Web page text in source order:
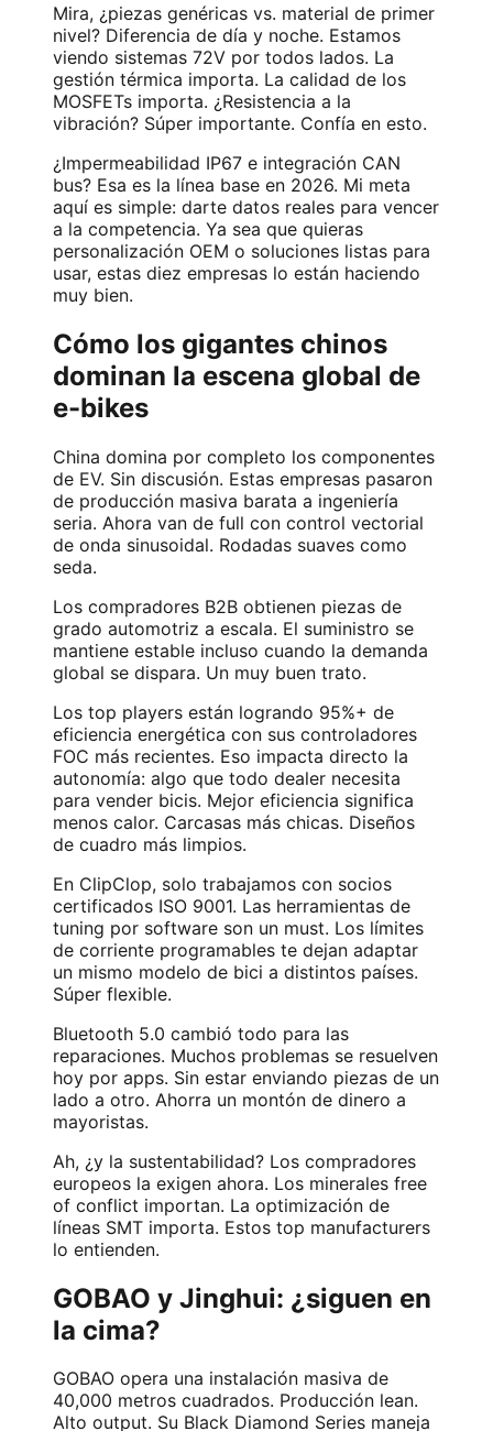
Mira, ¿piezas genéricas vs. material de primer
nivel? Diferencia de día y noche. Estamos
viendo sistemas 72V por todos lados. La
gestión térmica importa. La calidad de los
MOSFETs importa. ¿Resistencia a la
vibración? Súper importante. Confía en esto.
¿Impermeabilidad IP67 e integración CAN
bus? Esa es la línea base en 2026. Mi meta
aquí es simple: darte datos reales para vencer
a la competencia. Ya sea que quieras
personalización OEM o soluciones listas para
usar, estas diez empresas lo están haciendo
muy bien.
Cómo los gigantes chinos
dominan la escena global de
e-bikes
China domina por completo los componentes
de EV. Sin discusión. Estas empresas pasaron
de producción masiva barata a ingeniería
seria. Ahora van de full con control vectorial
de onda sinusoidal. Rodadas suaves como
seda.
Los compradores B2B obtienen piezas de
grado automotriz a escala. El suministro se
mantiene estable incluso cuando la demanda
global se dispara. Un muy buen trato.
Los top players están logrando 95%+ de
eficiencia energética con sus controladores
FOC más recientes. Eso impacta directo la
autonomía: algo que todo dealer necesita
para vender bicis. Mejor eficiencia significa
menos calor. Carcasas más chicas. Diseños
de cuadro más limpios.
En ClipClop, solo trabajamos con socios
certificados ISO 9001. Las herramientas de
tuning por software son un must. Los límites
de corriente programables te dejan adaptar
un mismo modelo de bici a distintos países.
Súper flexible.
Bluetooth 5.0 cambió todo para las
reparaciones. Muchos problemas se resuelven
hoy por apps. Sin estar enviando piezas de un
lado a otro. Ahorra un montón de dinero a
mayoristas.
Ah, ¿y la sustentabilidad? Los compradores
europeos la exigen ahora. Los minerales free
of conflict importan. La optimización de
líneas SMT importa. Estos top manufacturers
lo entienden.
GOBAO y Jinghui: ¿siguen en
la cima?
GOBAO opera una instalación masiva de
40,000 metros cuadrados. Producción lean.
Alto output. Su Black Diamond Series maneja